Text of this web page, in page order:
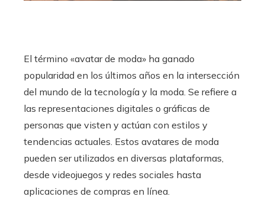
El término «avatar de moda» ha ganado
popularidad en los últimos años en la intersección
del mundo de la tecnología y la moda. Se refiere a
las representaciones digitales o gráficas de
personas que visten y actúan con estilos y
tendencias actuales. Estos avatares de moda
pueden ser utilizados en diversas plataformas,
desde videojuegos y redes sociales hasta
aplicaciones de compras en línea.